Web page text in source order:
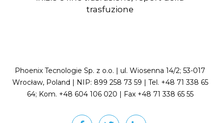
trasfuzione
Phoenix Tecnologie Sp. z o.o. | ul. Wiosenna 14/2; 53-017
Wrocław, Poland | NIP: 899 258 73 59 | Tel. +48 71 338 65
64; Kom. +48 604 106 020 | Fax +48 71 338 65 55